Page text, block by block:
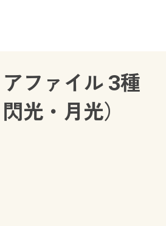
ファイル 3種
光・月光）